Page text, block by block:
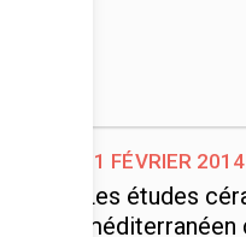
21 février 2014
Les études